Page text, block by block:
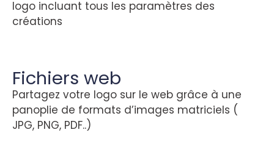
logo incluant tous les paramètres des
créations
Fichiers web
Partagez votre logo sur le web grâce à une
panoplie de formats d’images matriciels (
JPG, PNG, PDF..)